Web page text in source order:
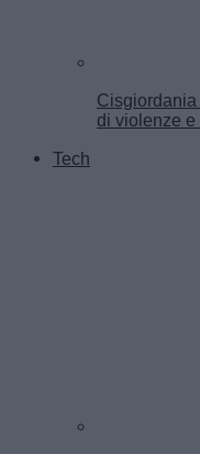
di violenze e
Tech